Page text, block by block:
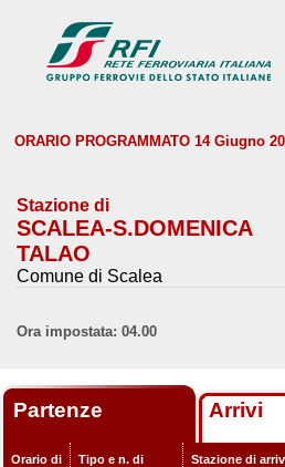
ORARIO PROGRAMMATO 14 Giugno
Stazione di
SCALEA-S.DOMENICA
TALAO
Comune di Scalea
Ora impostata: 04.00
Partenze Arrivi
Orario di
Tipo e n. di
Stazione di